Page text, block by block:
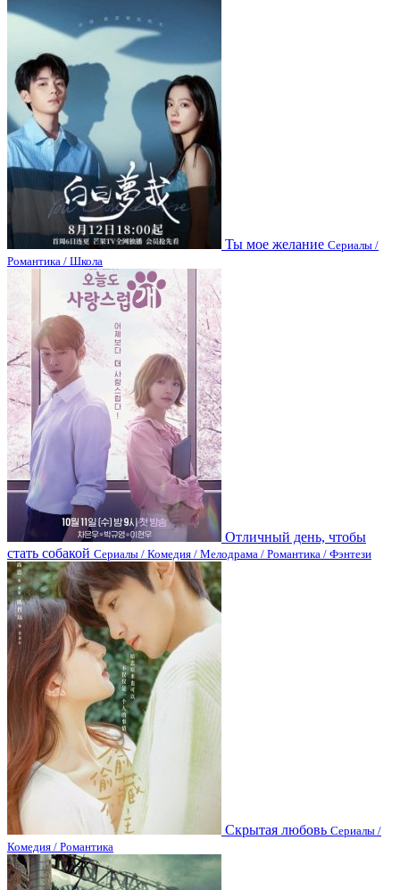
Ты мое желание Сериалы /
Романтика / Школа
Отличный день, чтобы
стать собакой Сериалы / Комедия / Мелодрама / Романтика / Фэнтези
Скрытая любовь Сериалы /
Комедия / Романтика